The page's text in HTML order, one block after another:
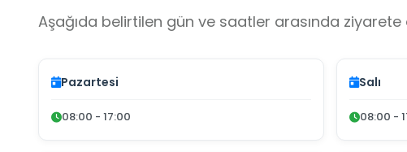
Aşağıda belirtilen gün ve saatler arasında ziyarete
Pazartesi
08:00 - 17:00
Salı
08:00 -